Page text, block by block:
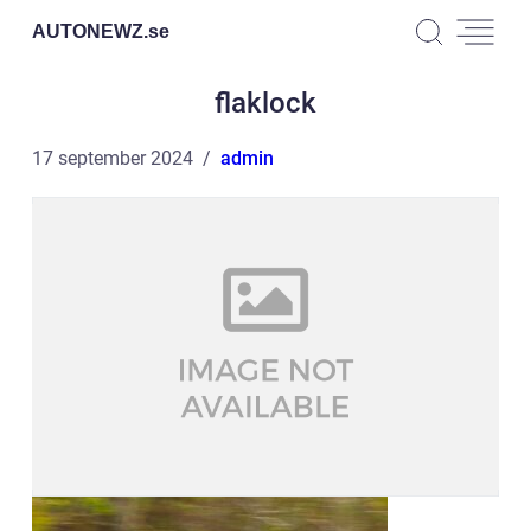
AUTONEWZ.se
flaklock
17 september 2024 admin